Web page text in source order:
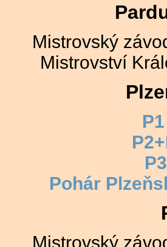
Mistrovský
Mistrovství
Pohár
Mistrovský